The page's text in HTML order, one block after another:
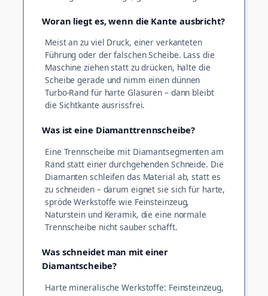
Woran liegt es, wenn die Kante ausbricht?
Meist an zu viel Druck, einer verkanteten
Führung oder der falschen Scheibe. Lass die
Maschine ziehen statt zu drücken, halte die
Scheibe gerade und nimm einen dünnen
Turbo-Rand für harte Glasuren – dann bleibt
die Sichtkante ausrissfrei.
Was ist eine Diamanttrennscheibe?
Eine Trennscheibe mit Diamantsegmenten am
Rand statt einer durchgehenden Schneide. Die
Diamanten schleifen das Material ab, statt es
zu schneiden – darum eignet sie sich für harte,
spröde Werkstoffe wie Feinsteinzeug,
Naturstein und Keramik, die eine normale
Trennscheibe nicht sauber schafft.
Was schneidet man mit einer
Diamantscheibe?
Harte mineralische Werkstoffe: Feinsteinzeug,